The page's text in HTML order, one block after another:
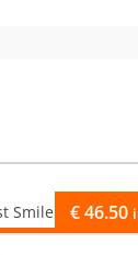
€46.50